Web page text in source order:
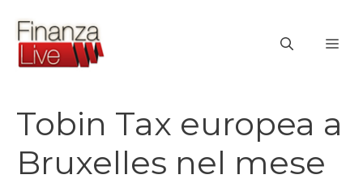
contenuto
Tobin Tax europea a
Bruxelles nel mese